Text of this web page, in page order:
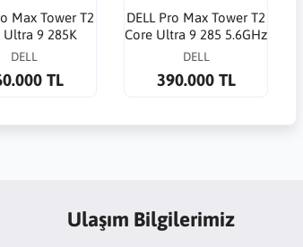
Max Tower T2
Ultra 9 285K
32G 1TB SSD
DELL
TL
DELL Pro Max Tower T2
Core Ultra 9 285 5.6GHz
64G 1TB SSD RTX
DELL
390.000 TL
Ulaşım Bilgilerimiz